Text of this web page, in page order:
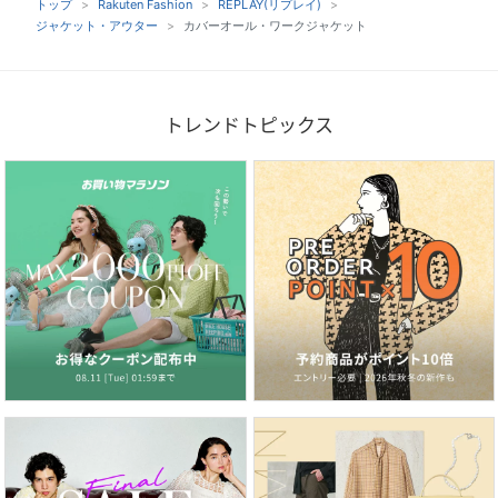
トップ Rakuten Fashion
REPLAY(リプレイ)
ジャケット・アウター
カバーオール・ワークジャケット
トレンドトピックス